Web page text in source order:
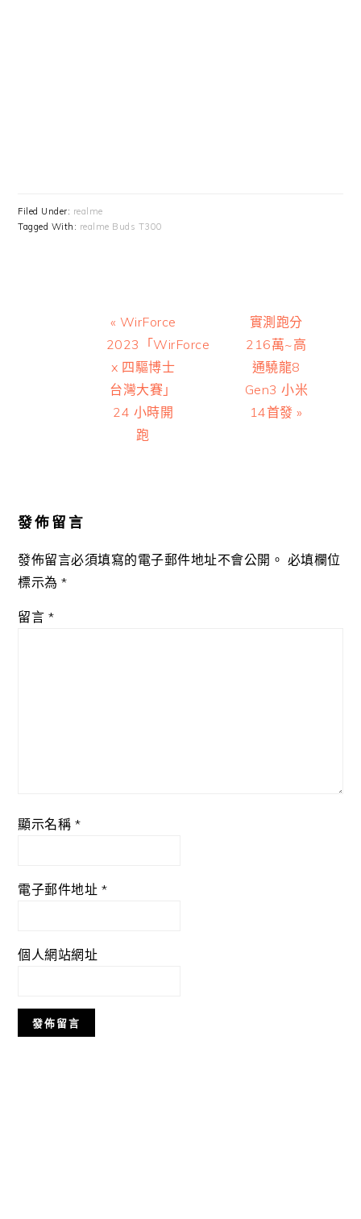
Filed Under: realme
Tagged With: realme Buds T300
Previous
Post:
« WirForce
2023「WirForce
x 四驅博士
台灣大賽」
24 小時開
跑
Next
Post:
實測跑分
216萬~高
通驍龍8
Gen3 小米
14首發 »
發佈留言
發佈留言必須填寫的電子郵件地址不會公開。 必填欄位
標示為*
留言 *
顯示名稱 *
電子郵件地址 *
個人網站網址